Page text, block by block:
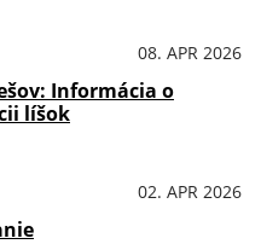
08. APR 2026
Informácia o
líšok
02. APR 2026